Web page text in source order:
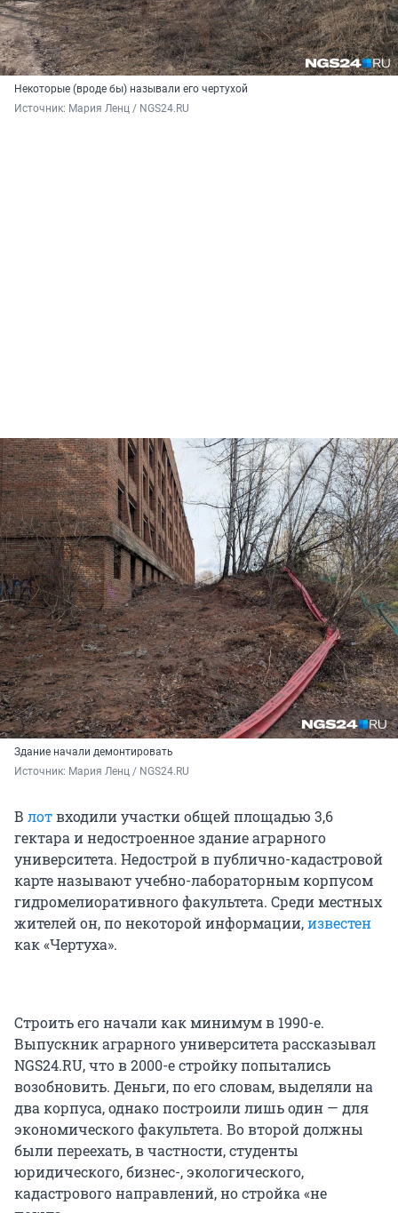
Некоторые (вроде бы) называли его чертухой
Источник: Мария Ленц / NGS24.RU
Здание начали демонтировать
Источник: Мария Ленц / NGS24.RU
В лотвходили участки общей площадью 3,6
гектара и недостроенное здание аграрного
университета. Недострой в публично-кадастровой
карте называют учебно-лабораторным корпусом
гидромелиоративного факультета. Среди местных
жителей он, по некоторой информации,известен
как «Чертуха».
Строить его начали как минимум в 1990-е.
Выпускник аграрного университета рассказывал
NGS24.RU, что в 2000-е стройку попытались
возобновить. Деньги, по его словам, выделяли на
два корпуса, однако построили лишь один — для
экономического факультета. Во второй должны
были переехать, в частности, студенты
юридического, бизнес-, экологического,
кадастрового направлений, но стройка «не